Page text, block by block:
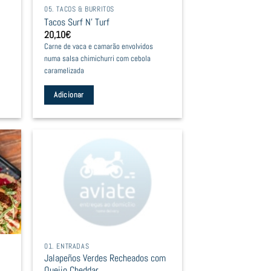
05. TACOS & BURRITOS
Tacos Surf N’ Turf
20,10€
Carne de vaca e camarão envolvidos
numa salsa chimichurri com cebola
caramelizada
Adicionar
01. ENTRADAS
Jalapeños Verdes Recheados com